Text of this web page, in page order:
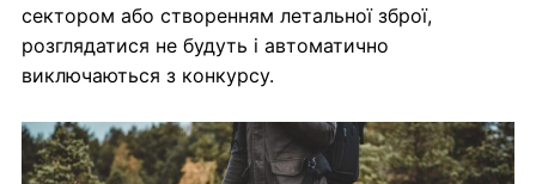
сектором або створенням летальної зброї,
розглядатися не будуть і автоматично
виключаються з конкурсу.